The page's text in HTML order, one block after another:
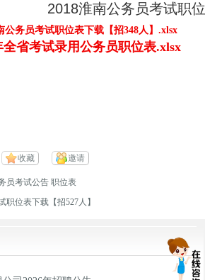
2018淮南公务员考试职
公务员考试职位表下载【招348人】.xlsx
全省考试录用公务员职位表.xlsx
收藏 邀请
员考试公告 职位表
职位表下载【招527人】